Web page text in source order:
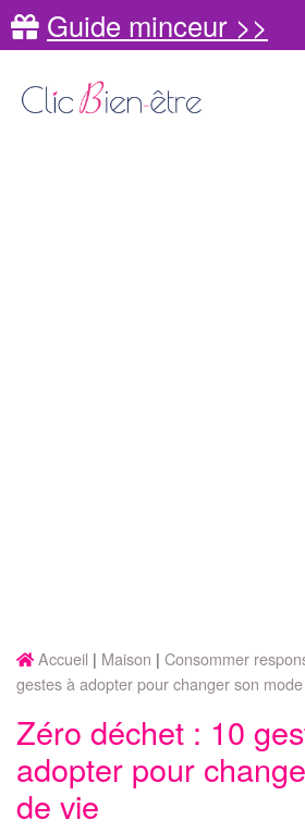
Guide minceur >>
Accueil Maison Consommer
gestes à adopter pour changer son
Zéro déchet : 10
adopter pour
de vie